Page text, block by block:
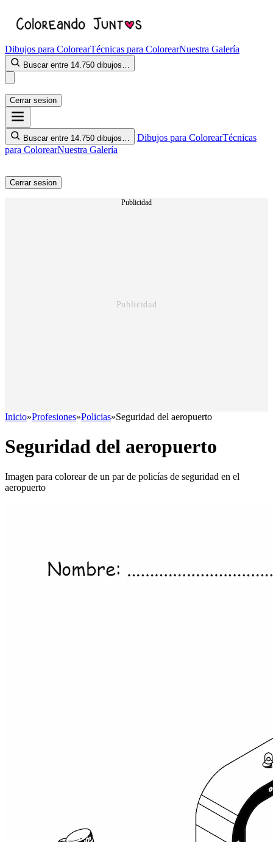
Dibujos para ColorearTécnicas para ColorearNuestra Galería
Buscar entre 14.750 dibujos…
Cerrar sesion
Buscar entre 14.750 dibujos… Dibujos para ColorearTécnicas
para ColorearNuestra Galería
Cerrar sesion
Publicidad
Inicio»Profesiones»Policias»Seguridad del aeropuerto
Seguridad del aeropuerto
Imagen para colorear de un par de policías de seguridad en el
aeropuerto